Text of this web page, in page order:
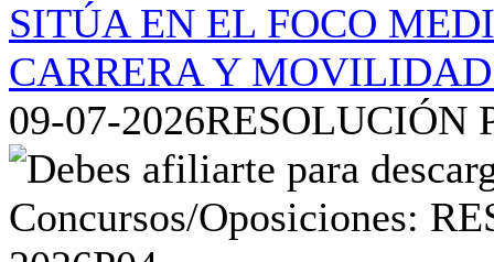
09-07-2026RESOLUCIÓN